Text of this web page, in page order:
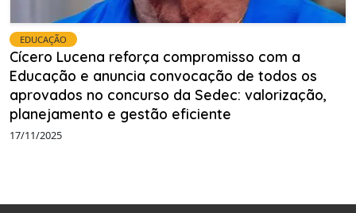
EDUCAÇÃO
Cícero Lucena reforça compromisso com a
Educação e anuncia convocação de todos os
aprovados no concurso da Sedec: valorização,
planejamento e gestão eficiente
17/11/2025